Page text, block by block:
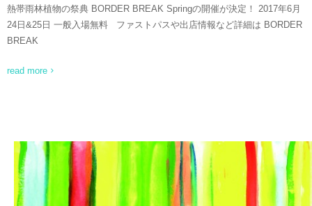
熱帯雨林植物の祭典 BORDER BREAK Springの開催が決定！ 2017年6月
24日&25日 一般入場無料 ファストパスや出店情報など詳細は BORDER
BREAK
read more